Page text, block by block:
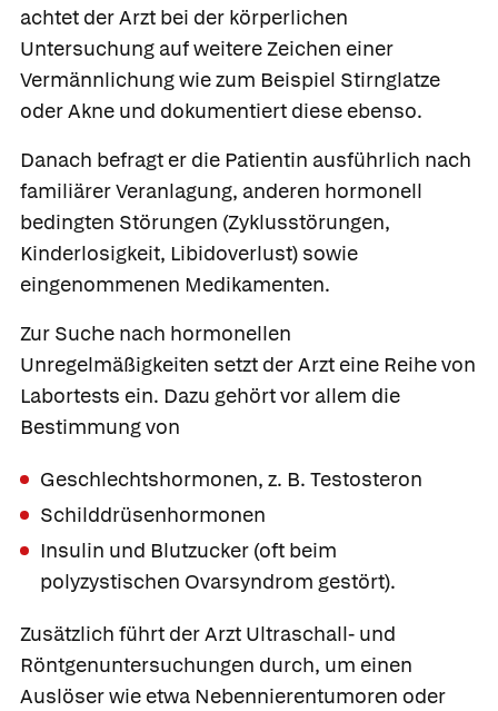
achtet der Arzt bei der körperlichen
Untersuchung auf weitere Zeichen einer
Vermännlichung wie zum Beispiel Stirnglatze
oder Akne und dokumentiert diese ebenso.
Danach befragt er die Patientin ausführlich nach
familiärer Veranlagung, anderen hormonell
bedingten Störungen (Zyklusstörungen,
Kinderlosigkeit, Libidoverlust) sowie
eingenommenen Medikamenten.
Zur Suche nach hormonellen
Unregelmäßigkeiten setzt der Arzt eine Reihe von
Labortests ein. Dazu gehört vor allem die
Bestimmung von
Geschlechtshormonen, z. B. Testosteron
Schilddrüsenhormonen
Insulin und Blutzucker (oft beim
polyzystischen Ovarsyndrom gestört).
Zusätzlich führt der Arzt Ultraschall- und
Röntgenuntersuchungen durch, um einen
Auslöser wie etwa Nebennierentumoren oder